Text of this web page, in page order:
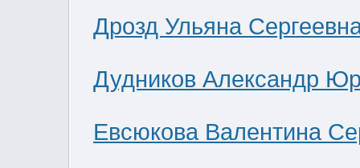
Дрозд Ульяна
Дудников Александр
Евсюкова Валентина